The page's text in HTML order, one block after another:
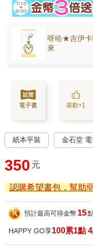
呀哈★吉伊卡
來
電子書 喜歡+1
紙本平裝 金石堂
350 元
認購希望書包，幫助
預計最高可得金幣 15
HAPPY GO享100累1點